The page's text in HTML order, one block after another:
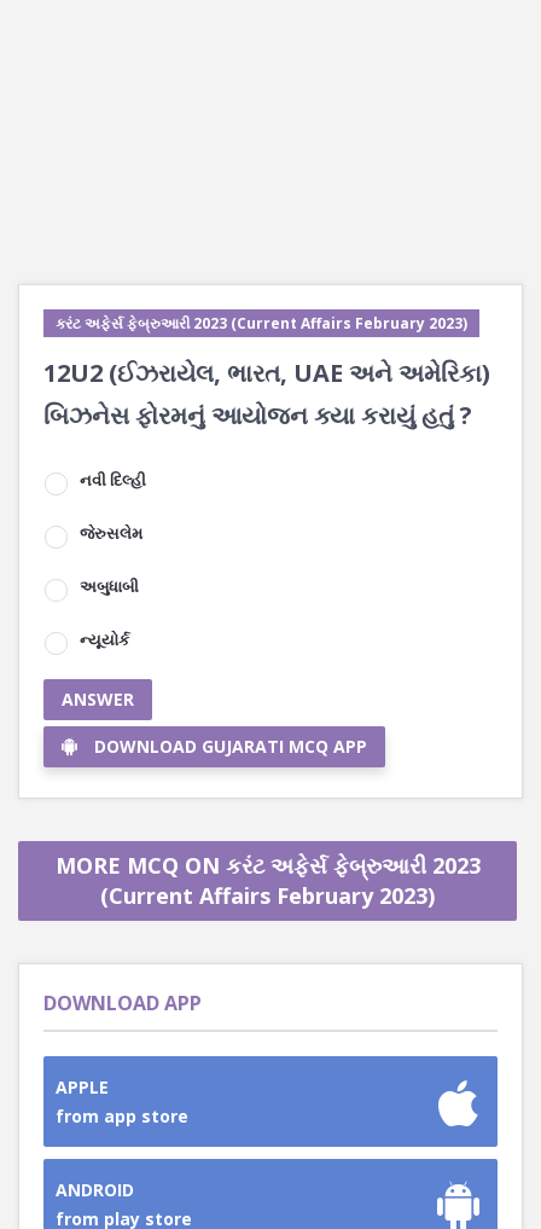
કરંટ અફેર્સ ફેબ્રુઆરી 2023 (Current Affairs February 2023)
12U2 (ઈઝરાયેલ, ભારત, UAE અને અમેરિકા)
બિઝનેસ ફોરમનું આયોજન ક્યા કરાયું હતું ?
નવી દિલ્હી
જેરુસલેમ
અબુધાબી
ન્યૂયોર્ક
ANSWER
DOWNLOAD GUJARATI MCQ APP
MORE MCQ ON કરંટ અફેર્સ ફેબ્રુઆરી 2023
(Current Affairs February 2023)
DOWNLOAD APP
APPLE
from app store
ANDROID
from play store